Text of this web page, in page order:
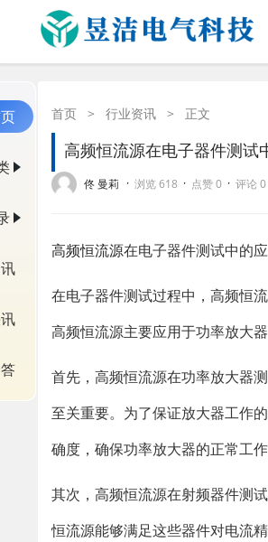
首页 > 行业资讯 > 正文
高频恒流源在电子器件测试
佟 曼莉 · 浏览 618 · 点赞 0 · 评论 0
高频恒流源在电子器件测试中的
在电子器件测试过程中，高频恒
高频恒流源主要应用于功率放大
首先，高频恒流源在功率放大器
至关重要。为了保证放大器工作
确度，确保功率放大器的正常工作
其次，高频恒流源在射频器件测
恒流源能够满足这些器件对电流